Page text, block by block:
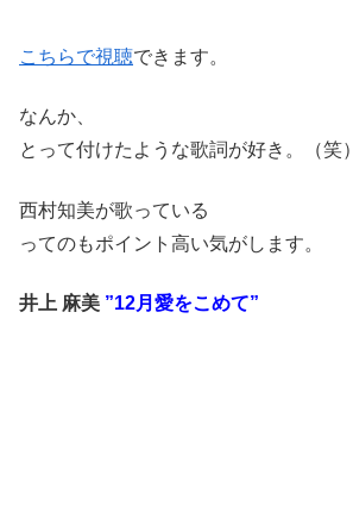
こちらで視聴できます。
なんか、
とって付けたような歌詞が好き。（笑）
西村知美が歌っている
ってのもポイント高い気がします。
井上 麻美 ”12月愛をこめて”